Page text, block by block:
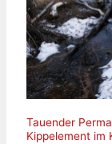
Tauender
Kippelement im